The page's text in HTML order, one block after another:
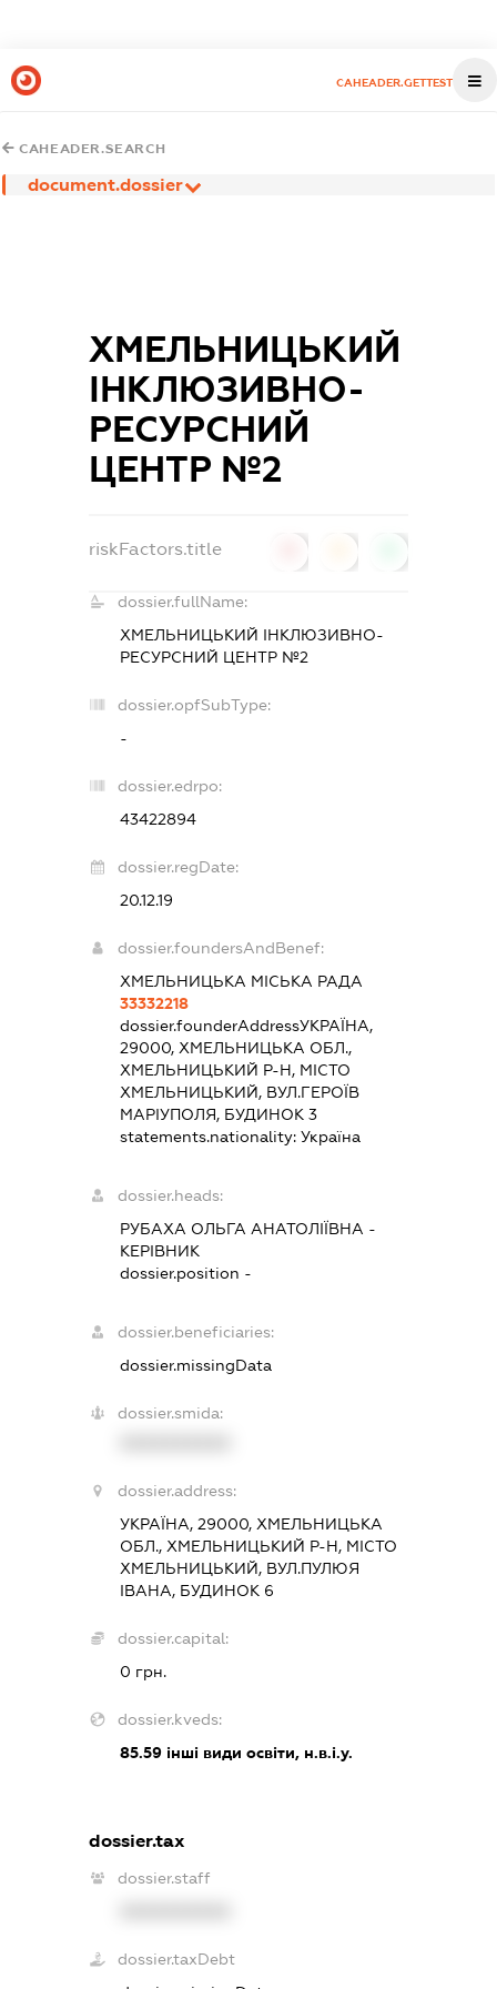
CAHEADER.GETTEST
CAHEADER.SEARCH
document.dossier
ХМЕЛЬНИЦЬКИЙ
ІНКЛЮЗИВНО-
РЕСУРСНИЙ
ЦЕНТР №2
riskFactors.title
dossier.fullName:
ХМЕЛЬНИЦЬКИЙ ІНКЛЮЗИВНО-
РЕСУРСНИЙ ЦЕНТР №2
dossier.opfSubType:
-
dossier.edrpo:
43422894
dossier.regDate:
20.12.19
dossier.foundersAndBenef:
ХМЕЛЬНИЦЬКА МІСЬКА РАДА
33332218
dossier.founderAddressУКРАЇНА,
29000, ХМЕЛЬНИЦЬКА ОБЛ.,
ХМЕЛЬНИЦЬКИЙ Р-Н, МІСТО
ХМЕЛЬНИЦЬКИЙ, ВУЛ.ГЕРОЇВ
МАРІУПОЛЯ, БУДИНОК 3
statements.nationality: Україна
dossier.heads:
РУБАХА ОЛЬГА АНАТОЛІЇВНА -
КЕРІВНИК
dossier.position -
dossier.beneficiaries:
dossier.missingData
dossier.smida:
dossier.address:
УКРАЇНА, 29000, ХМЕЛЬНИЦЬКА
ОБЛ., ХМЕЛЬНИЦЬКИЙ Р-Н, МІСТО
ХМЕЛЬНИЦЬКИЙ, ВУЛ.ПУЛЮЯ
ІВАНА, БУДИНОК 6
dossier.capital:
0 грн.
dossier.kveds:
85.59інші види освіти, н.в.і.у.
dossier.tax
dossier.staff
dossier.taxDebt